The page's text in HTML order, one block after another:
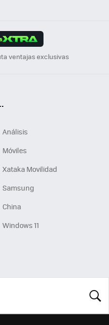
ventajas exclusivas
Análisis
Móviles
Xataka Movilidad
Samsung
China
Windows 11